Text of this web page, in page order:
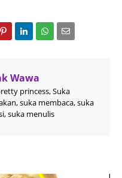
Wawa
princess, Suka
suka membaca, suka
suka menulis